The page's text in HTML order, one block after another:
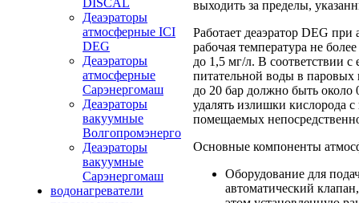
DISCAL
Деаэраторы
атмосферные ICI
DEG
Деаэраторы
атмосферные
Сарэнергомаш
Деаэраторы
вакуумные
Волгопромэнерго
Деаэраторы
вакуумные
Сарэнергомаш
водонагреватели
выходить за пределы,
Работает деаэратор DEG
рабочая температура не
до 1,5 мг/л. В соответствии
питательной воды в паровых
до 20 бар должно быть около
удалять излишки кислорода
помещаемых
Основные компоненты
Оборудование для
автоматический